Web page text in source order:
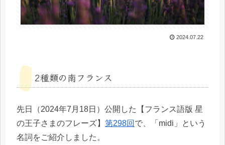
2024.07.22
2種類の南フランス
先日（2024年7月18日）公開した【フランス語版 星
の王子さまのフレーズ】 第298回 で、「midi」という
名詞をご紹介しました。